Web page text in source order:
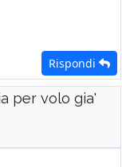
Rispondi
per volo gia'